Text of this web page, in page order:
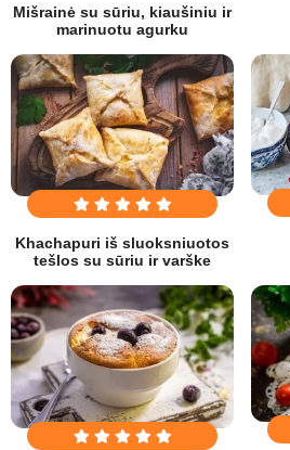
Mišrainė su sūriu, kiaušiniu ir
marinuotu agurku
Khachapuri iš sluoksniuotos
tešlos su sūriu ir varške